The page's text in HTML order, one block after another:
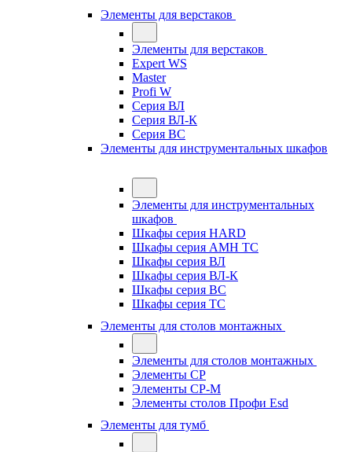
Элементы для верстаков
Элементы для верстаков
Expert WS
Master
Profi W
Серия ВЛ
Серия ВЛ-К
Серия ВС
Элементы для инструментальных шкафов
Элементы для инструментальных
шкафов
Шкафы серия HARD
Шкафы серия АМН ТС
Шкафы серия ВЛ
Шкафы серия ВЛ-К
Шкафы серия ВС
Шкафы серия ТС
Элементы для столов монтажных
Элементы для столов монтажных
Элементы СР
Элементы СР-М
Элементы столов Профи Esd
Элементы для тумб